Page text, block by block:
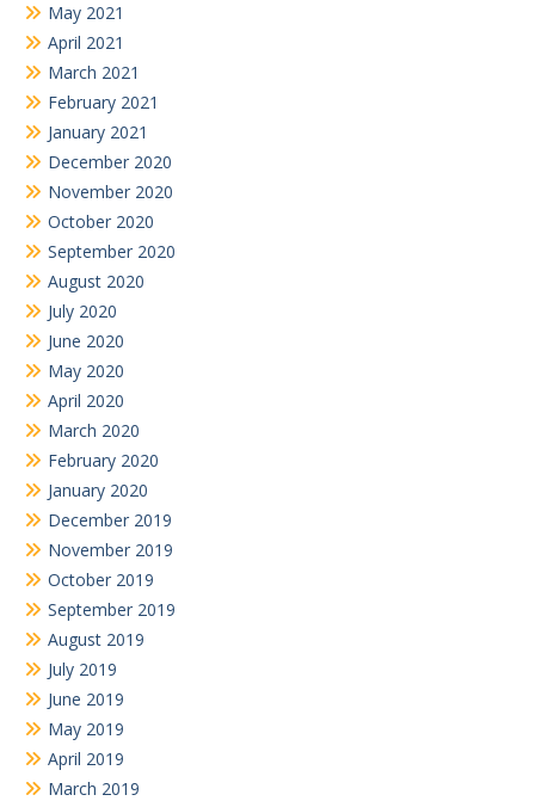
May 2021
April 2021
March 2021
February 2021
January 2021
December 2020
November 2020
October 2020
September 2020
August 2020
July 2020
June 2020
May 2020
April 2020
March 2020
February 2020
January 2020
December 2019
November 2019
October 2019
September 2019
August 2019
July 2019
June 2019
May 2019
April 2019
March 2019